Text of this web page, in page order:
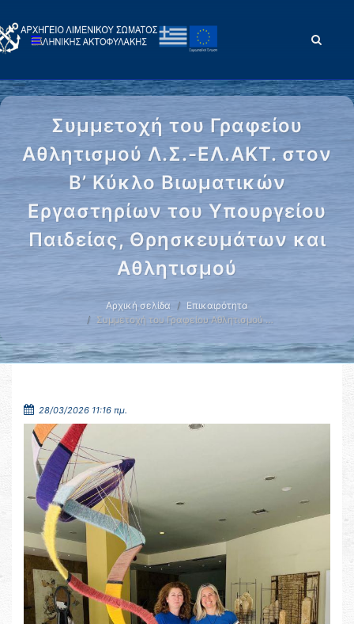
Συμμετοχή του Γραφείου
Αθλητισμού Λ.Σ.-ΕΛ.ΑΚΤ. στον
Β’ Κύκλο Βιωματικών
Εργαστηρίων του Υπουργείου
Παιδείας, Θρησκευμάτων και
Αθλητισμού
Αρχική σελίδα
Επικαιρότητα
Συμμετοχή του Γραφείου Αθλητισμού …
28/03/2026 11:16 πμ.